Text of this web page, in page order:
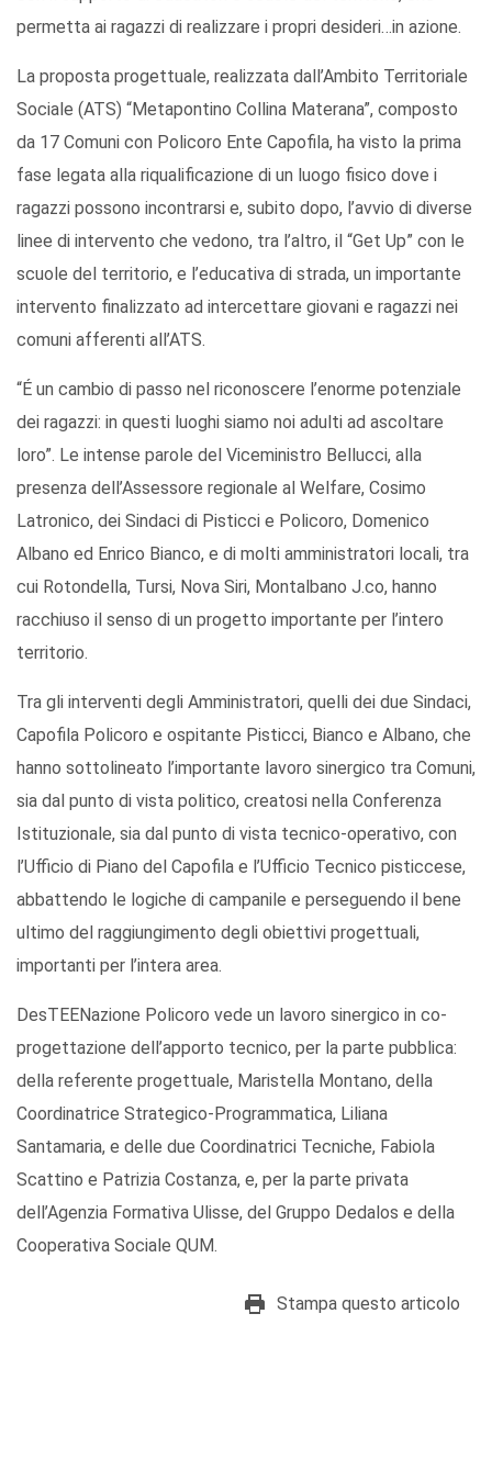
permetta ai ragazzi di realizzare i propri desideri…in azione.
La proposta progettuale, realizzata dall’Ambito Territoriale
Sociale (ATS) “Metapontino Collina Materana”, composto
da 17 Comuni con Policoro Ente Capofila, ha visto la prima
fase legata alla riqualificazione di un luogo fisico dove i
ragazzi possono incontrarsi e, subito dopo, l’avvio di diverse
linee di intervento che vedono, tra l’altro, il “Get Up” con le
scuole del territorio, e l’educativa di strada, un importante
intervento finalizzato ad intercettare giovani e ragazzi nei
comuni afferenti all’ATS.
“É un cambio di passo nel riconoscere l’enorme potenziale
dei ragazzi: in questi luoghi siamo noi adulti ad ascoltare
loro”. Le intense parole del Viceministro Bellucci, alla
presenza dell’Assessore regionale al Welfare, Cosimo
Latronico, dei Sindaci di Pisticci e Policoro, Domenico
Albano ed Enrico Bianco, e di molti amministratori locali, tra
cui Rotondella, Tursi, Nova Siri, Montalbano J.co, hanno
racchiuso il senso di un progetto importante per l’intero
territorio.
Tra gli interventi degli Amministratori, quelli dei due Sindaci,
Capofila Policoro e ospitante Pisticci, Bianco e Albano, che
hanno sottolineato l’importante lavoro sinergico tra Comuni,
sia dal punto di vista politico, creatosi nella Conferenza
Istituzionale, sia dal punto di vista tecnico-operativo, con
l’Ufficio di Piano del Capofila e l’Ufficio Tecnico pisticcese,
abbattendo le logiche di campanile e perseguendo il bene
ultimo del raggiungimento degli obiettivi progettuali,
importanti per l’intera area.
DesTEENazione Policoro vede un lavoro sinergico in co-
progettazione dell’apporto tecnico, per la parte pubblica:
della referente progettuale, Maristella Montano, della
Coordinatrice Strategico-Programmatica, Liliana
Santamaria, e delle due Coordinatrici Tecniche, Fabiola
Scattino e Patrizia Costanza, e, per la parte privata
dell’Agenzia Formativa Ulisse, del Gruppo Dedalos e della
Cooperativa Sociale QUM.
Stampa questo articolo